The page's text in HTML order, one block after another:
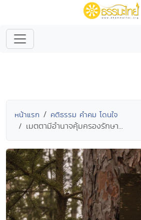
หน้าแรก คติธรรม คำคม โดนใจ
เมตตามีอำนาจคุ้มครองรักษา...